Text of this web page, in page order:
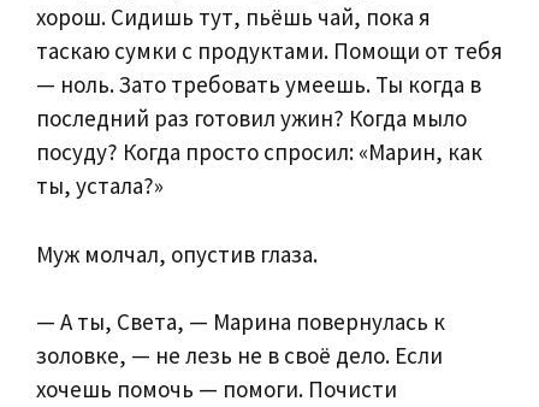
хорош. Сидишь тут, пьёшь чай, пока я
таскаю сумки с продуктами. Помощи от тебя
— ноль. Зато требовать умеешь. Ты когда в
последний раз готовил ужин? Когда мыло
посуду? Когда просто спросил: «Марин, как
ты, устала?»
Муж молчал, опустив глаза.
— А ты, Света, — Марина повернулась к
золовке, — не лезь не в своё дело. Если
хочешь помочь — помоги. Почисти